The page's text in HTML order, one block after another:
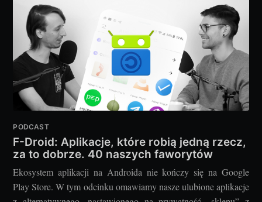
PODCAST
F-Droid: Aplikacje, które robią jedną rzecz,
za to dobrze. 40 naszych faworytów
Ekosystem aplikacji na Androida nie kończy się na Google
Play Store. W tym odcinku omawiamy nasze ulubione aplikacje